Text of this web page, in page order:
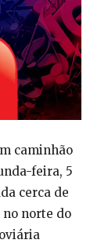
caminhão
feira, 5
cerca de
norte do